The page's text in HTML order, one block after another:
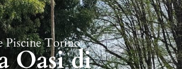
Piscine Torino
Oasi di